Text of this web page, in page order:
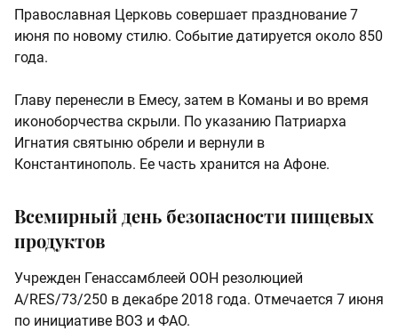
Православная Церковь совершает празднование 7
июня по новому стилю. Событие датируется около 850
года.
Главу перенесли в Емесу, затем в Команы и во время
иконоборчества скрыли. По указанию Патриарха
Игнатия святыню обрели и вернули в
Константинополь. Ее часть хранится на Афоне.
Всемирный день безопасности пищевых
продуктов
Учрежден Генассамблеей ООН резолюцией
A/RES/73/250 в декабре 2018 года. Отмечается 7 июня
по инициативе ВОЗ и ФАО.